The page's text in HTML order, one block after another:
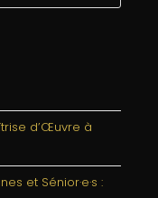
d’Œuvre à
et Sénior·e·s :